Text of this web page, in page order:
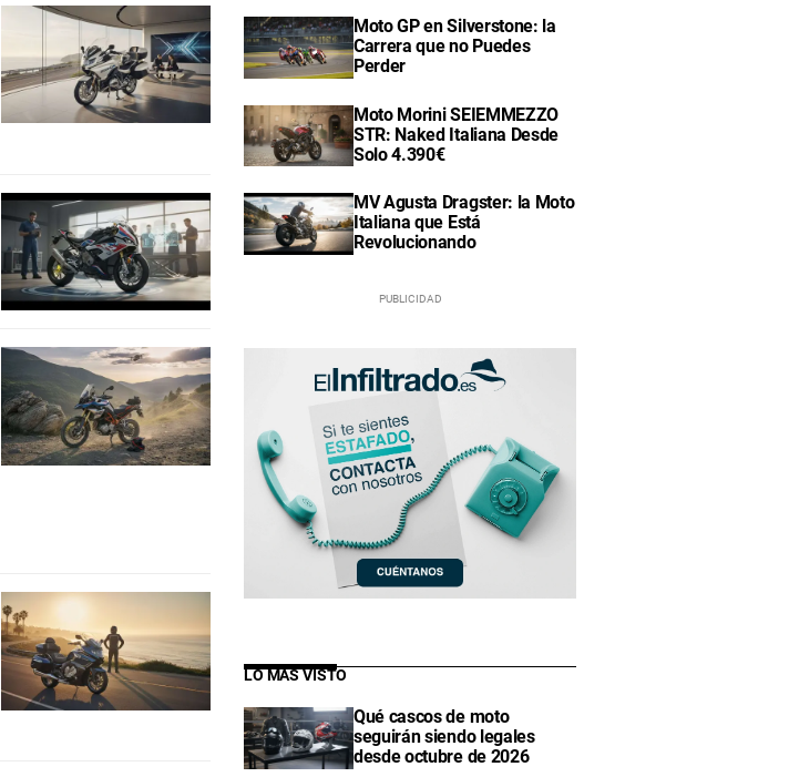
Moto GP en Silverstone: la
Carrera que no Puedes
Perder
Moto Morini SEIEMMEZZO
STR: Naked Italiana Desde
Solo 4.390€
MV Agusta Dragster: la Moto
Italiana que Está
Revolucionando
LO MÁS VISTO
Qué cascos de moto
seguirán siendo legales
desde octubre de 2026